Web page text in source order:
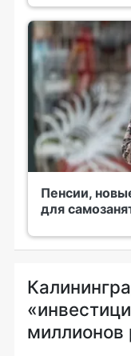
Пенсии,
для
миллионов